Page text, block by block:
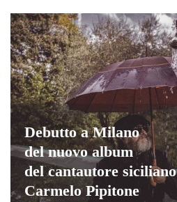
Debutto a Milano
del nuovo album
del cantautore siciliano
Carmelo Pipitone